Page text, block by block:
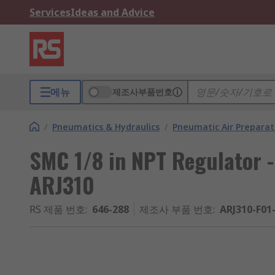
ServicesIdeas and Advice
메뉴 제조사부품번호
/ Pneumatics & Hydraulics / Pneumatic Air
SMC 1/8 in NPT Regulator
ARJ310
RS 제품 번호: 646-288 제조사 부품 번호: ARJ310-